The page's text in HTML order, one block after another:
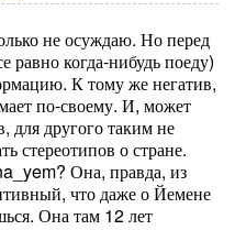
не осуждаю. Но перед
равно когда-нибудь поеду)
К тому же негатив,
по-своему. И, может
для другого таким не
стереотипов о стране.
Она, правда, из
что даже о Йемене
Она там 12 лет